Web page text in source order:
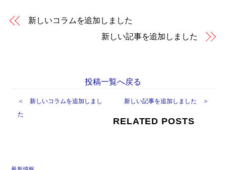
新しいコラムを追加しました
新しい記事を追加しました
投稿一覧へ戻る
＜ 新しいコラムを追加しまし
た
新しい記事を追加しました ＞
RELATED POSTS